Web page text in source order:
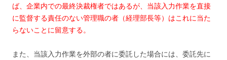
ば、企業内での最終決裁権者ではあるが、当該入力作業を直接
に監督する責任のない管理職の者（経理部長等）はこれに当た
らないことに留意する。
また、当該入力作業を外部の者に委託した場合には、委託先に